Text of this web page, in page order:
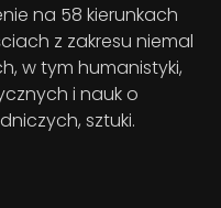
na 58 kierunkach
z zakresu niemal
w tym humanistyki,
i nauk o
sztuki.